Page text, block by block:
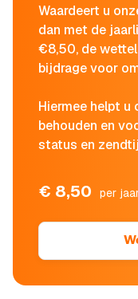
Waardeert u
dan met de
€8,50, de
bijdrage voor
Hiermee helpt
behouden en
status en
€ 8,50 per